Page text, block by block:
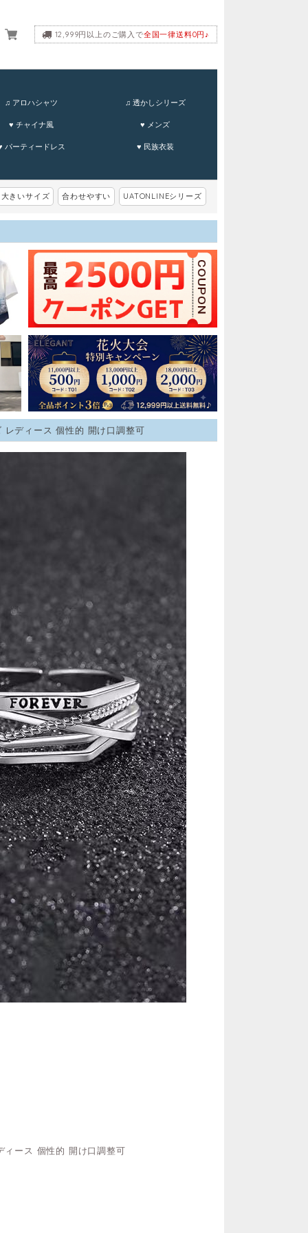
12,999円以上のご購入で全国一律送料0円♪
♫ アロハシャツ ♫ 透かしシリーズ
♥ チャイナ風 ♥ メンズ
パーティードレス ♥ 民族衣装
大きいサイズ 合わせやすい UATONLINEシリーズ
ディース 個性的 開け口調整可
ース 個性的 開け口調整可